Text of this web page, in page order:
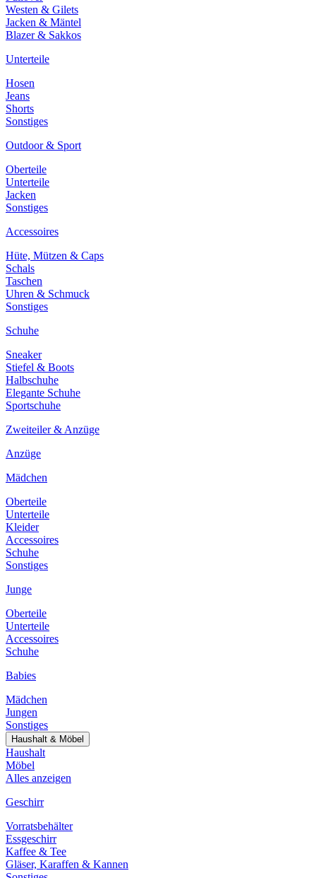
Westen & Gilets
Jacken & Mäntel
Blazer & Sakkos
Unterteile
Hosen
Jeans
Shorts
Sonstiges
Outdoor & Sport
Oberteile
Unterteile
Jacken
Sonstiges
Accessoires
Hüte, Mützen & Caps
Schals
Taschen
Uhren & Schmuck
Sonstiges
Schuhe
Sneaker
Stiefel & Boots
Halbschuhe
Elegante Schuhe
Sportschuhe
Zweiteiler & Anzüge
Anzüge
Mädchen
Oberteile
Unterteile
Kleider
Accessoires
Schuhe
Sonstiges
Junge
Oberteile
Unterteile
Accessoires
Schuhe
Babies
Mädchen
Jungen
Sonstiges
Haushalt & Möbel
Haushalt
Möbel
Alles anzeigen
Geschirr
Vorratsbehälter
Essgeschirr
Kaffee & Tee
Gläser, Karaffen & Kannen